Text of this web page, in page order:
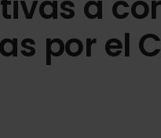
por el